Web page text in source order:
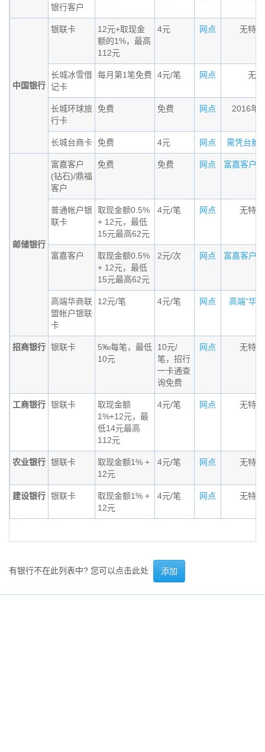
银行客户
中国银行
银联卡
12元+取现金
额的1%，最高
112元
4元 网点 无特
长城冰雪借
记卡
每月第1笔免费 4元/笔 网点 无
长城环球旅
行卡
免费 免费 网点 2016年
长城台商卡 免费 4元 网点 需凭台胞
邮储银行
富嘉客户
(钻石)/鼎福
客户
免费 免费 网点 富嘉客户
普通帐户银
联卡
取现金额0.5%
+ 12元，最低
15元最高62元
4元/笔 网点 无特
富嘉客户
取现金额0.5%
+ 12元，最低
15元最高62元
2元/次 网点 富嘉客户
高端华商联
盟帐户银联
卡
12元/笔 4元/笔 网点 高端“华
招商银行 银联卡
5‰每笔，最低
10元
10元/
笔，招行
一卡通查
询免费
网点 无特
工商银行 银联卡
取现金额
1%+12元，最
低14元最高
112元
4元/笔 网点 无特
农业银行 银联卡
取现金额1% +
12元
4元/笔 网点 无特
建设银行 银联卡
取现金额1% +
12元
4元/笔 网点 无特
有银行不在此列表中? 您可以点击此处 添加